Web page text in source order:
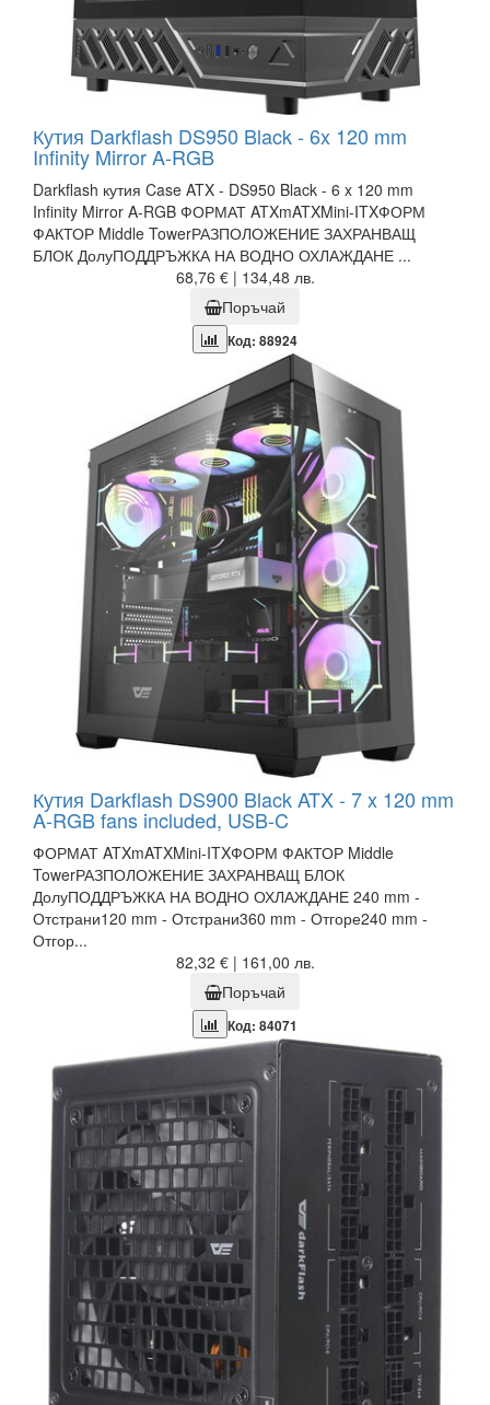
Кутия Darkflash DS950 Black - 6x 120 mm
Infinity Mirror A-RGB
Darkflash кутия Case ATX - DS950 Black - 6 x 120 mm
Infinity Mirror A-RGB ФОРМАТ ATXmATXMini-ITXФОРМ
ФАКТОР Middle TowerРАЗПОЛОЖЕНИЕ ЗАХРАНВАЩ
БЛОК ДолуПОДДРЪЖКА НА ВОДНО ОХЛАЖДАНЕ ...
68,76 € | 134,48 лв.
Поръчай
Код: 88924
Кутия Darkflash DS900 Black ATX - 7 x 120 mm
A-RGB fans included, USB-C
ФОРМАТ ATXmATXMini-ITXФОРМ ФАКТОР Middle
TowerРАЗПОЛОЖЕНИЕ ЗАХРАНВАЩ БЛОК
ДолуПОДДРЪЖКА НА ВОДНО ОХЛАЖДАНЕ 240 mm -
Отстрани120 mm - Отстрани360 mm - Отгоре240 mm -
Отгор...
82,32 € | 161,00 лв.
Поръчай
Код: 84071